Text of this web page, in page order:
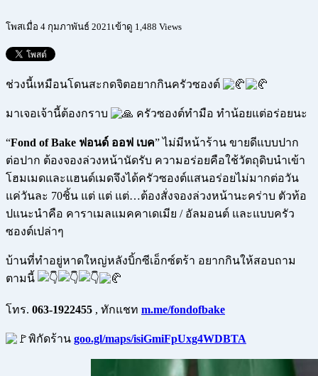
โพสเมื่อ 4 กุมภาพันธ์ 2021 เข้าดู 1,488 Views
ช่วงนี้เหมือนโดนสะกดจิตอยากกินครัวซองต์
มาเจอเจ้านี้ต้องกราบ ครัวซองต์ทำมือ ทำน้อยแต่อร่อยนะ
“Fond of Bake ฟอนด์ ออฟ เบค” ไม่มีหน้าร้าน ขายดีแบบปาก
ต่อปาก ต้องจองล่วงหน้านัดรับ ความอร่อยคือใช้วัตถุดิบนำเข้า
โฮมเมดและแฮนด์เมดจึงได้ครัวซองต์แสนอร่อยไม่มากต่อวัน
แค่วันละ 70ชิ้น แต่ แต่ แต่…ต้องสั่งจองล่วงหน้านะคร่าบ ตัวท้อ
ปแนะนำคือ คาราเมลแมคคาเดเมีย / อัลมอนต์ และแบบครัว
ซองต์เปล่าๆ
บ้านที่ทำอยู่หาดใหญ่หลังบิ้กซีเอ็กซ์ตร้า อยากกินให้สอบถาม
ตามนี้
โทร. 063-1922455 , ทักแชท m.me/fondofbake
พิกัดร้าน goo.gl/maps/isiGmiFpUxg4WDBTA